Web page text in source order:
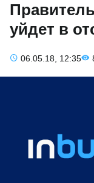
уйдет в
06.05.18, 12:35